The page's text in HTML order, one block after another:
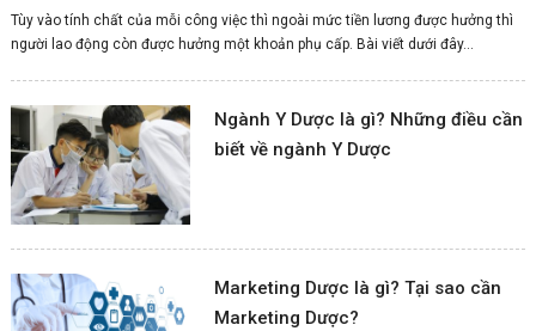
Tùy vào tính chất của mỗi công việc thì ngoài mức tiền lương được hưởng thì
người lao động còn được hưởng một khoản phụ cấp. Bài viết dưới đây...
Ngành Y Dược là gì? Những điều cần
biết về ngành Y Dược
Marketing Dược là gì? Tại sao cần
Marketing Dược?